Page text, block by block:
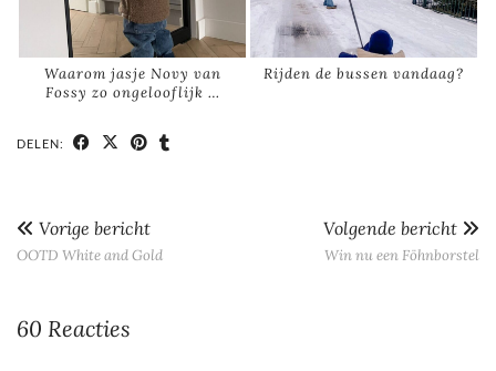
Waarom jasje Novy van
Fossy zo ongelooflijk …
Rijden de bussen vandaag?
DELEN:
Vorige bericht
OOTD White and Gold
Volgende bericht
Win nu een Föhnborstel
60 Reacties